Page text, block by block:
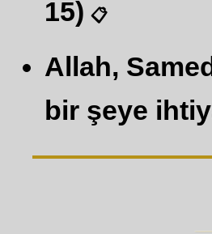
15) 📋
Allah,
bir şeye